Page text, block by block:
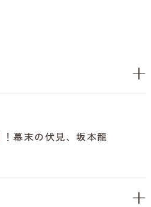
！幕末の伏見、坂本龍